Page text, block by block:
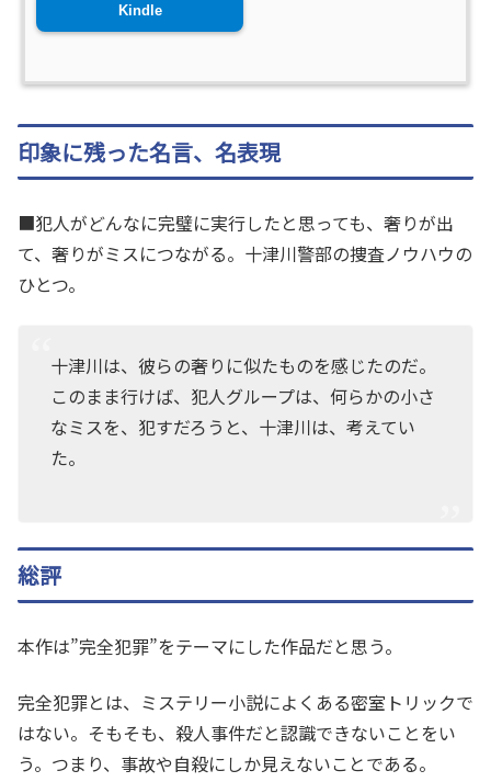
Kindle
印象に残った名言、名表現
■犯人がどんなに完璧に実行したと思っても、奢りが出
て、奢りがミスにつながる。十津川警部の捜査ノウハウの
ひとつ。
十津川は、彼らの奢りに似たものを感じたのだ。
このまま行けば、犯人グループは、何らかの小さ
なミスを、犯すだろうと、十津川は、考えてい
た。
総評
本作は”完全犯罪”をテーマにした作品だと思う。
完全犯罪とは、ミステリー小説によくある密室トリックで
はない。そもそも、殺人事件だと認識できないことをい
う。つまり、事故や自殺にしか見えないことである。